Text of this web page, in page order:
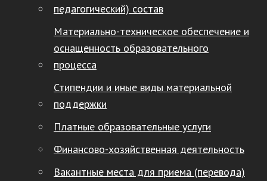
педагогический) состав
Материально-техническое обеспечение и
оснащенность образовательного
процесса
Стипендии и иные виды материальной
поддержки
Платные образовательные услуги
Финансово-хозяйственная деятельность
Вакантные места для приема (перевода)